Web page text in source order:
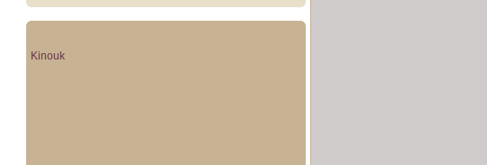
Kinouk